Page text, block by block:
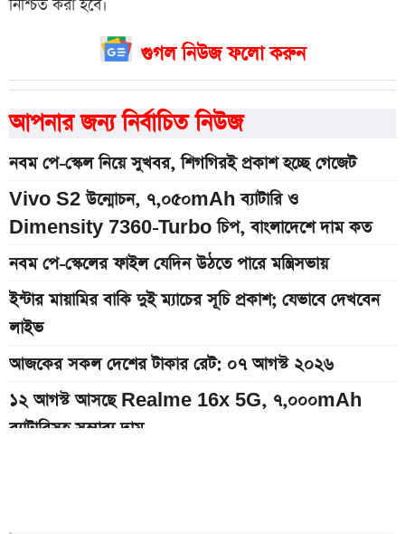
নিশ্চিত করা হবে।
গুগল নিউজ ফলো করুন
আপনার জন্য নির্বাচিত নিউজ
নবম পে-স্কেল নিয়ে সুখবর, শিগগিরই প্রকাশ হচ্ছে গেজেট
Vivo S2 উন্মোচন, ৭,০৫০mAh ব্যাটারি ও
Dimensity 7360-Turbo চিপ, বাংলাদেশে দাম কত
নবম পে-স্কেলের ফাইল যেদিন উঠতে পারে মন্ত্রিসভায়
ইন্টার মায়ামির বাকি দুই ম্যাচের সূচি প্রকাশ; যেভাবে দেখবেন
লাইভ
আজকের সকল দেশের টাকার রেট: ০৭ আগস্ট ২০২৬
১২ আগস্ট আসছে Realme 16x 5G, ৭,০০০mAh
ব্যাটারিসহ সম্ভাব্য দাম
সরকারি কর্মচারীদের বেতন-গ্রেড নিয়ে নতুন বার্তা